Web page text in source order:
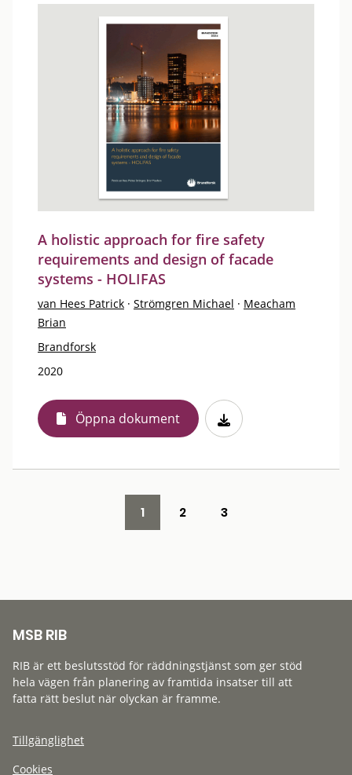
A holistic approach for fire safety
requirements and design of facade
systems - HOLIFAS
van Hees Patrick · Strömgren Michael · Meacham
Brian
Brandforsk
2020
Öppna dokument
1 2 3
MSB RIB
RIB är ett beslutsstöd för räddningstjänst som ger stöd
hela vägen från planering av framtida insatser till att
fatta rätt beslut när olyckan är framme.
Tillgänglighet
Cookies